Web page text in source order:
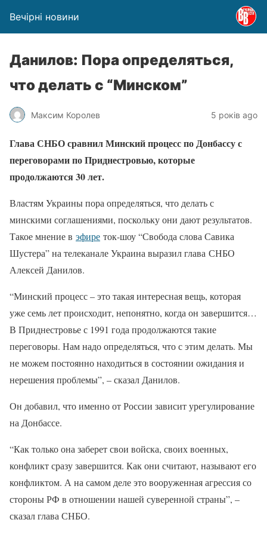
Вечірні новини
Данилов: Пора определяться,
что делать с “Минском”
Максим Королев 5 років ago
Глава СНБО сравнил Минский процесс по Донбассу с
переговорами по Приднестровью, которые
продолжаются 30 лет.
Властям Украины пора определяться, что делать с
минскими соглашениями, поскольку они дают результатов.
Такое мнение в эфире ток-шоу “Свобода слова Савика
Шустера” на телеканале Украина выразил глава СНБО
Алексей Данилов.
“Минский процесс – это такая интересная вещь, которая
уже семь лет происходит, непонятно, когда он завершится…
В Приднестровье с 1991 года продолжаются такие
переговоры. Нам надо определяться, что с этим делать. Мы
не можем постоянно находиться в состоянии ожидания и
нерешения проблемы”, – сказал Данилов.
Он добавил, что именно от России зависит урегулирование
на Донбассе.
“Как только она заберет свои войска, своих военных,
конфликт сразу завершится. Как они считают, называют его
конфликтом. А на самом деле это вооруженная агрессия со
стороны РФ в отношении нашей суверенной страны”, –
сказал глава СНБО.